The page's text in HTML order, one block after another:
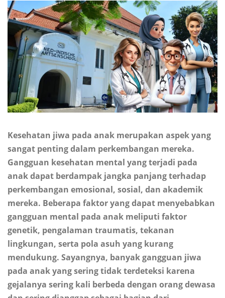
Kesehatan jiwa pada anak merupakan aspek yang
sangat penting dalam perkembangan mereka.
Gangguan kesehatan mental yang terjadi pada
anak dapat berdampak jangka panjang terhadap
perkembangan emosional, sosial, dan akademik
mereka. Beberapa faktor yang dapat menyebabkan
gangguan mental pada anak meliputi faktor
genetik, pengalaman traumatis, tekanan
lingkungan, serta pola asuh yang kurang
mendukung. Sayangnya, banyak gangguan jiwa
pada anak yang sering tidak terdeteksi karena
gejalanya sering kali berbeda dengan orang dewasa